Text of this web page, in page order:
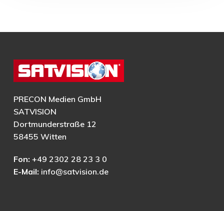
PRECON Medien GmbH
SATVISION
Dortmunderstraße 12
58455 Witten
Fon: +49 2302 28 23 3 0
E-Mail: info@satvision.de